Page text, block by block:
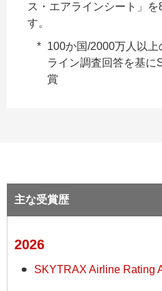
ス・エアラインシート」
す。
100か国/2000万人以
ライン調査回答を基に
賞
主な受賞歴
2026
SKYTRAX Airline Rating